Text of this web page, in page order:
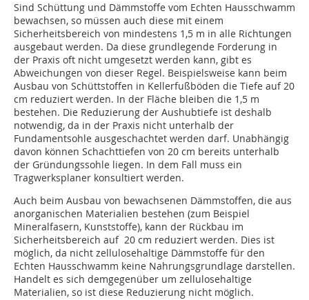
Sind Schüttung und Dämmstoffe vom Echten Hausschwamm
bewachsen, so müssen auch diese mit einem
Sicherheitsbereich von mindestens 1,5 m in alle Richtungen
ausgebaut werden. Da diese grundlegende Forderung in
der Praxis oft nicht umgesetzt werden kann, gibt es
Abweichungen von dieser Regel. Beispielsweise kann beim
Ausbau von Schüttstoffen in Kellerfußböden die Tiefe auf 20
cm reduziert werden. In der Fläche bleiben die 1,5 m
bestehen. Die Reduzierung der Aushubtiefe ist deshalb
notwendig, da in der Praxis nicht unterhalb der
Fundamentsohle ausgeschachtet werden darf. Unabhängig
davon können Schachttiefen von 20 cm bereits unterhalb
der Gründungssohle liegen. In dem Fall muss ein
Tragwerksplaner konsultiert werden.
Auch beim Ausbau von bewachsenen Dämmstoffen, die aus
anorganischen Materialien bestehen (zum Beispiel
Mineralfasern, Kunststoffe), kann der Rückbau im
Sicherheitsbereich auf 20 cm reduziert werden. Dies ist
möglich, da nicht zellulosehaltige Dämmstoffe für den
Echten Hausschwamm keine Nahrungsgrundlage darstellen.
Handelt es sich demgegenüber um zellulosehaltige
Materialien, so ist diese Reduzierung nicht möglich.